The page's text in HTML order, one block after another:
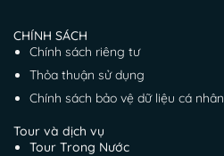
CHÍNH SÁCH
Chính sách riêng tư
Thỏa thuận sử dụng
Chính sách bảo vệ dữ liệu cá nhân
Tour và dịch vụ
Tour Trong Nước